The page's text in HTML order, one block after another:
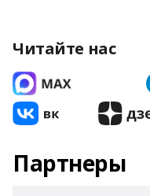
Читайте нас
Партнеры